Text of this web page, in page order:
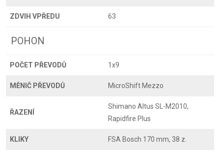
ZDVIH VPŘEDU 63
POHON
POČET PŘEVODŮ 1x9
MĚNIČ PŘEVODŮ MicroShift Mezzo
ŘAZENÍ
Shimano Altus SL-M2010,
Rapidfire Plus
KLIKY FSA Bosch 170 mm, 38 z.